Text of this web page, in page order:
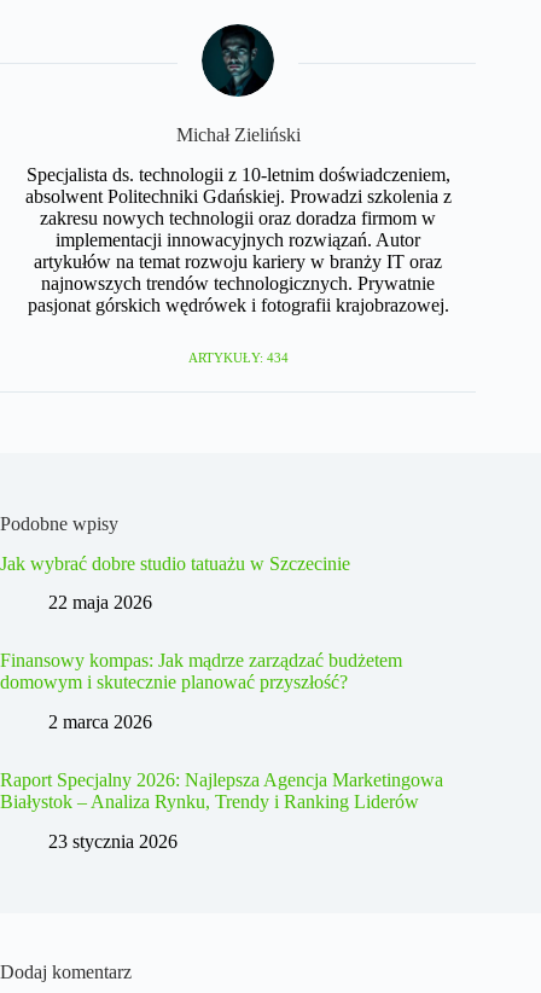
Michał Zieliński
Specjalista ds. technologii z 10-letnim doświadczeniem,
absolwent Politechniki Gdańskiej. Prowadzi szkolenia z
zakresu nowych technologii oraz doradza firmom w
implementacji innowacyjnych rozwiązań. Autor
artykułów na temat rozwoju kariery w branży IT oraz
najnowszych trendów technologicznych. Prywatnie
pasjonat górskich wędrówek i fotografii krajobrazowej.
ARTYKUŁY: 434
Podobne wpisy
Jak wybrać dobre studio tatuażu w Szczecinie
22 maja 2026
Finansowy kompas: Jak mądrze zarządzać budżetem
domowym i skutecznie planować przyszłość?
2 marca 2026
Raport Specjalny 2026: Najlepsza Agencja Marketingowa
Białystok – Analiza Rynku, Trendy i Ranking Liderów
23 stycznia 2026
Dodaj komentarz